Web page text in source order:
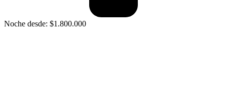
Noche desde: $1.800.000